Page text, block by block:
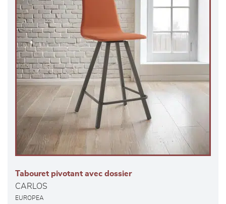
Tabouret pivotant avec dossier
CARLOS
EUROPEA